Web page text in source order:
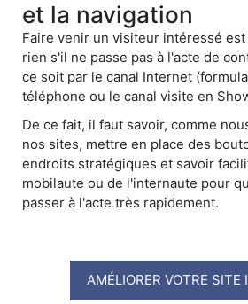
et la navigation
Faire venir un visiteur intéressé
rien s'il ne passe pas à l'acte de
ce soit par le canal Internet
téléphone ou le canal visite en
De ce fait, il faut savoir, comme
nos sites, mettre en place des
endroits stratégiques et savoir
mobilaute ou de l'internaute pour
passer à l'acte très rapidement.
AMÉLIORER VOTRE SITE